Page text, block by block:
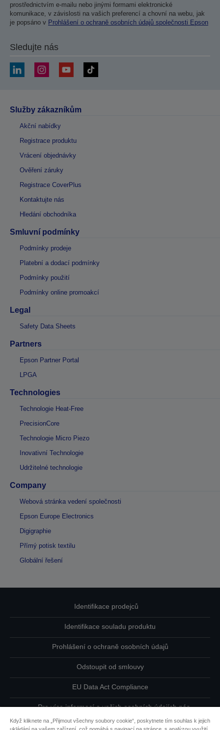
prostřednictvím e-mailu nebo jinými formami elektronické
komunikace, v závislosti na vašich preferencí a chovní na webu, jak
je popsáno v Prohlášení o ochraně osobních údajů společnosti Epson
Sledujte nás
Služby zákazníkům
Akční nabídky
Registrace produktu
Vrácení objednávky
Ověření záruky
Registrace CoverPlus
Kontaktujte nás
Hledání obchodníka
Smluvní podmínky
Podmínky prodeje
Platební a dodací podmínky
Podmínky použití
Podmínky online promoakcí
Legal
Safety Data Sheets
Partners
Epson Partner Portal
LPGA
Technologies
Technologie Heat-Free
PrecisionCore
Technologie Micro Piezo
Inovativní Technologie
Udržitelné technologie
Company
Webová stránka vedení společnosti
Epson Europe Electronics
Digigraphie
Přímý potisk textilu
Globální řešení
Identifikace prodejců
Identifikace souladu produktu
Prohlášení o ochraně osobních údajů
Odstoupit od smlouvy
EU Data Act Compliance
Pro více informací o vašich osobních údajích nás
Když kliknete na „Přijmout všechny soubory cookie“, poskytnete tím souhlas k jejich